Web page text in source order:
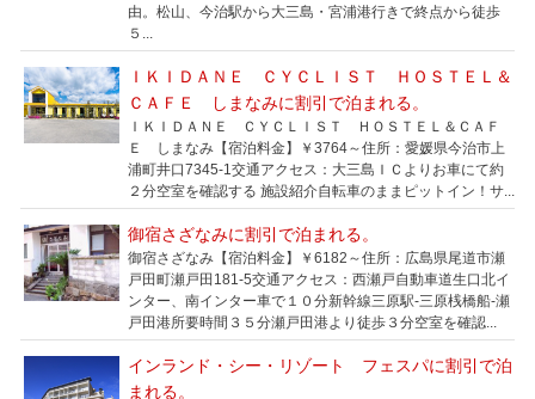
由。松山、今治駅から大三島・宮浦港行きで終点から徒歩
５...
ＩＫＩＤＡＮＥ ＣＹＣＬＩＳＴ ＨＯＳＴＥＬ＆
ＣＡＦＥ しまなみに割引で泊まれる。
ＩＫＩＤＡＮＥ ＣＹＣＬＩＳＴ ＨＯＳＴＥＬ＆ＣＡＦ
Ｅ しまなみ【宿泊料金】￥3764～住所：愛媛県今治市上
浦町井口7345-1交通アクセス：大三島ＩＣよりお車にて約
２分空室を確認する 施設紹介自転車のままピットイン！サ...
御宿さざなみに割引で泊まれる。
御宿さざなみ【宿泊料金】￥6182～住所：広島県尾道市瀬
戸田町瀬戸田181-5交通アクセス：西瀬戸自動車道生口北イ
ンター、南インター車で１０分新幹線三原駅-三原桟橋船-瀬
戸田港所要時間３５分瀬戸田港より徒歩３分空室を確認...
インランド・シー・リゾート フェスパに割引で泊
まれる。